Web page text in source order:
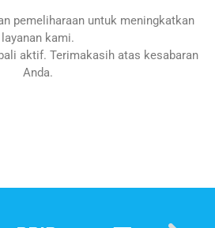
pemeliharaan untuk meningkatkan
layanan kami.
aktif. Terimakasih atas kesabaran
Anda.